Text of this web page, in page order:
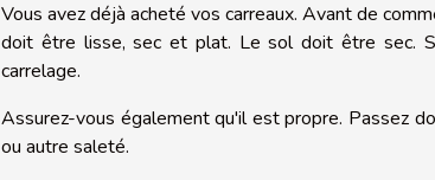
Vous avez déjà acheté vos carreaux. Avant de
doit être lisse, sec et plat. Le sol doit être sec.
carrelage.
Assurez-vous également qu'il est propre. Passez
ou autre saleté.